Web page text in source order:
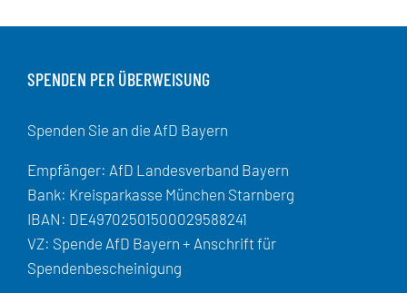
SPENDEN PER ÜBERWEISUNG
Spenden Sie an die AfD Bayern
Empfänger: AfD Landesverband Bayern
Bank: Kreisparkasse München Starnberg
IBAN: DE49702501500029588241
VZ: Spende AfD Bayern + Anschrift für
Spendenbescheinigung